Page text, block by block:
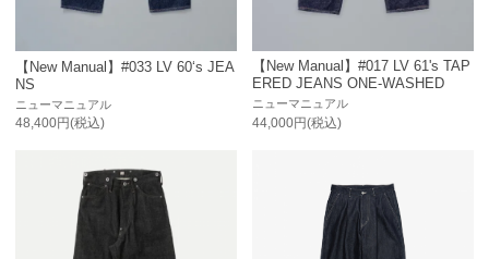
【New Manual】#033 LV 60‘s JEA
NS
ニューマニュアル
48,400円(税込)
【New Manual】#017 LV 61's TAP
ERED JEANS ONE-WASHED
ニューマニュアル
44,000円(税込)